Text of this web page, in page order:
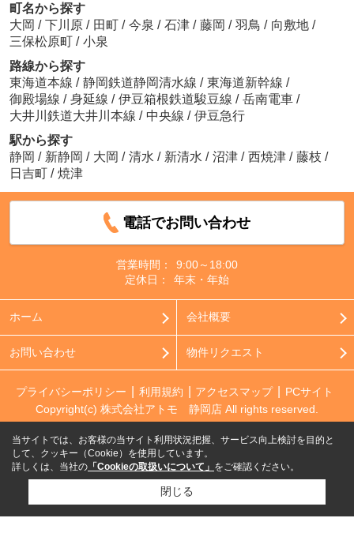
町名から探す
大岡 / 下川原 / 田町 / 今泉 / 石津 / 藤岡 / 羽鳥 / 向敷地 /
三保松原町 / 小泉
路線から探す
東海道本線 / 静岡鉄道静岡清水線 / 東海道新幹線 /
御殿場線 / 身延線 / 伊豆箱根鉄道駿豆線 / 岳南電車 /
大井川鉄道大井川本線 / 中央線 / 伊豆急行
駅から探す
静岡 / 新静岡 / 大岡 / 清水 / 新清水 / 沼津 / 西焼津 / 藤枝 /
日吉町 / 焼津
電話でお問い合わせ
営業時間：
9:00～18:00
定休日：
年末・年始
ホーム 会社概要
お問い合わせ 物件リクエスト
プライバシーポリシー 利用規約 アクセスマップ
PCサイト
Copyright(c) 株式会社アトモ 静岡店 All rights reserved.
当サイトでは、お客様の当サイト利用状況把握、サービス向上検討を目的と
して、クッキー（Cookie）を使用しています。
詳しくは、当社の 「Cookieの取扱いについて」 をご確認ください。
閉じる